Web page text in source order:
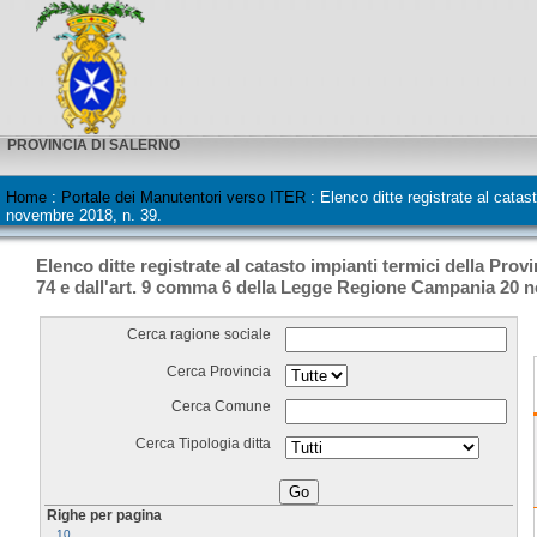
PROVINCIA DI SALERNO
Home : Portale dei Manutentori verso ITER : Elenco ditte registrate al
novembre 2018, n. 39.
Elenco ditte registrate al catasto impianti termici della
74 e dall'art. 9 comma 6 della Legge Regione Campania 20
Cerca ragione sociale
Cerca Provincia
Cerca Comune
Cerca Tipologia ditta
Righe per pagina
10